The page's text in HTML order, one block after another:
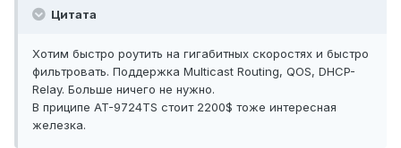
Цитата
Хотим быстро роутить на гигабитных скоростях и быстро
фильтровать. Поддержка Multicast Routing, QOS, DHCP-
Relay. Больше ничего не нужно.
В приципе AT-9724TS стоит 2200$ тоже интересная
железка.